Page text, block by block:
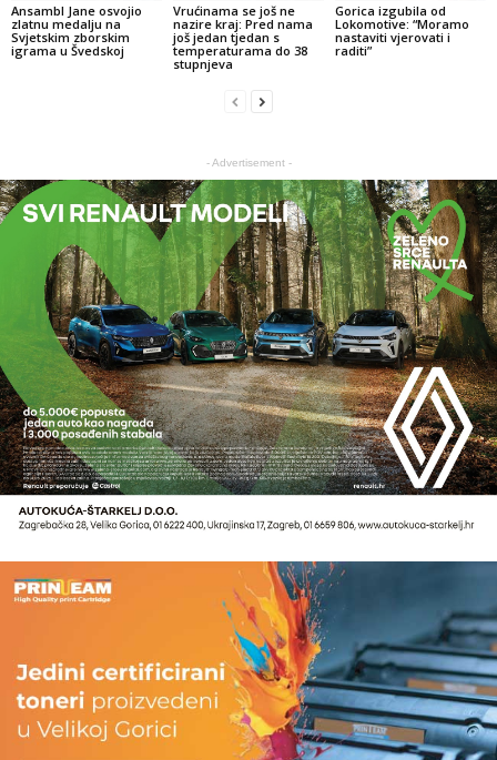
Ansambl Jane osvojio
zlatnu medalju na
Svjetskim zborskim
igrama u Švedskoj
Vrućinama se još ne
nazire kraj: Pred nama
još jedan tjedan s
temperaturama do 38
stupnjeva
Gorica izgubila od
Lokomotive: “Moramo
nastaviti vjerovati i
raditi”
- Advertisement -